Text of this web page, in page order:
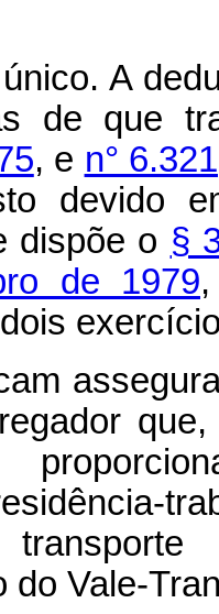
A
de que
, e n°
devido
dispõe o §
de 1979
do Vale-